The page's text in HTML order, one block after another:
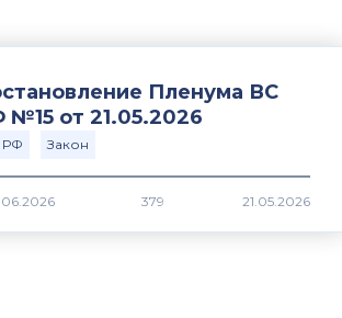
Пленума ВС
№15 от 21.05.2026
РФ Закон
379